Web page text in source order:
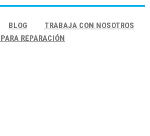
BLOG
TRABAJA CON NOSOTROS
REPARACIÓN